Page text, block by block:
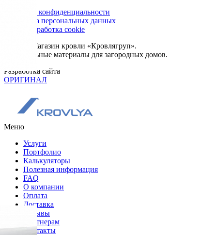
Политика конфиденциальности
Обработка персональных данных
Сбор и обработка cookie
© 2026. Магазин кровли «Кровлягруп».
Строительные материалы для загородных домов.
Разработка сайта
ОРИГИНАЛ
Меню
Услуги
Портфолио
Калькуляторы
Полезная информация
FAQ
О компании
Оплата
Доставка
Отзывы
Партнерам
Контакты